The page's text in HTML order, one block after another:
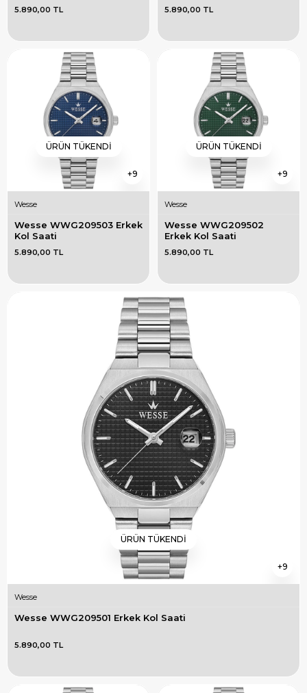
5.890,00 TL 5.890,00 TL
9
ÜRÜN TÜKENDI
Wesse
Wesse WWG209503 Erkek
Kol Saati
5.890,00 TL
9
ÜRÜN TÜKENDI
Wesse
Wesse WWG209502
Erkek Kol Saati
5.890,00 TL
9
ÜRÜN TÜKENDI
Wesse
Wesse WWG209501 Erkek Kol Saati
5.890,00 TL